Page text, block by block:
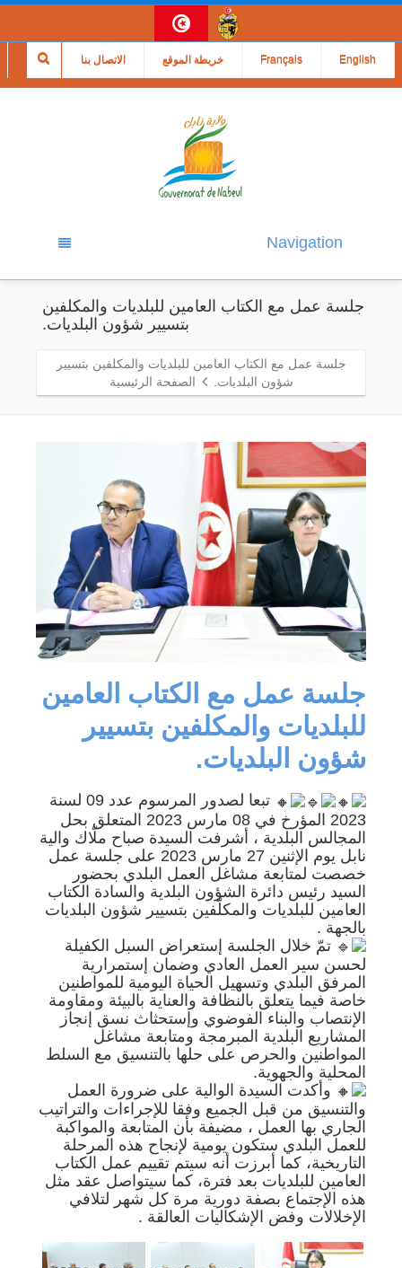
الاتصال بنا خريطة الموقع Français English
Navigation
جلسة عمل مع الكتاب العامين للبلديات والمكلفين
بتسيير شؤون البلديات.
جلسة عمل مع الكتاب العامين للبلديات والمكلفين بتسيير
شؤون البلديات.
الصفحة الرئيسية
جلسة عمل مع الكتاب العامين
للبلديات والمكلفين بتسيير
شؤون البلديات.
تبعا لصدور المرسوم عدد 09 لسنة
2023 المؤرخ في 08 مارس 2023 المتعلق بحل
المجالس البلدية ، أشرفت السيدة صباح ملّاك والية
نابل يوم الإثنين 27 مارس 2023 على جلسة عمل
خصصت لمتابعة مشاغل العمل البلدي بحضور
السيد رئيس دائرة الشؤون البلدية والسادة الكتاب
العامين للبلديات والمكلّفين بتسيير شؤون البلديات
بالجهة .
تمّ خلال الجلسة إستعراض السبل الكفيلة
لحسن سير العمل العادي وضمان إستمرارية
المرفق البلدي وتسهيل الحياة اليومية للمواطنين
خاصة فيما يتعلق بالنظافة والعناية بالبيئة ومقاومة
الإنتصاب والبناء الفوضوي وإستحثاث نسق إنجاز
المشاريع البلدية المبرمجة ومتابعة مشاغل
المواطنين والحرص على حلها بالتنسيق مع السلط
المحلية والجهوية.
وأكدت السيدة الوالية على ضرورة العمل
والتنسيق من قبل الجميع وفقا للإجراءات والتراتيب
الجاري بها العمل ، مضيفة بأن المتابعة والمواكبة
للعمل البلدي ستكون يومية لإنجاح هذه المرحلة
التاريخية، كما أبرزت أنه سيتم تقييم عمل الكتاب
العامين للبلديات بعد فترة، كما سيتواصل عقد مثل
هذه الإجتماع بصفة دورية مرة كل شهر لتلافي
الإخلالات وفض الإشكاليات العالقة .